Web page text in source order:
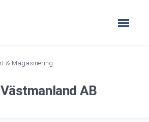
& Magasinering
AB